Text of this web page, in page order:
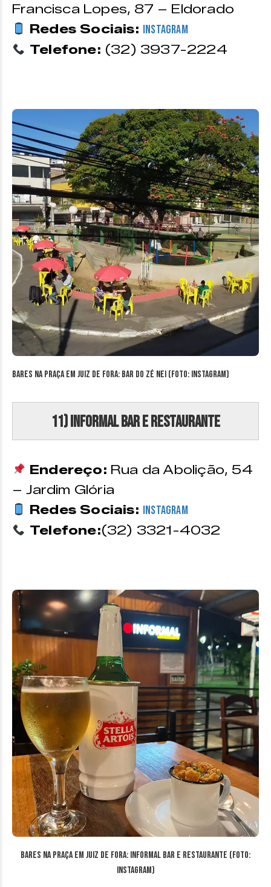
Francisca Lopes, 87 – Eldorado
Redes Sociais: Instagram
Telefone: (32) 3937-2224
Bares na Praça em Juiz de Fora: Bar do Zé Nei (Foto: Instagram)
11) Informal Bar e Restaurante
Endereço: Rua da Abolição, 54
– Jardim Glória
Redes Sociais: Instagram
Telefone:(32) 3321-4032
Bares na Praça em Juiz de Fora: Informal Bar e Restaurante (Foto:
Instagram)